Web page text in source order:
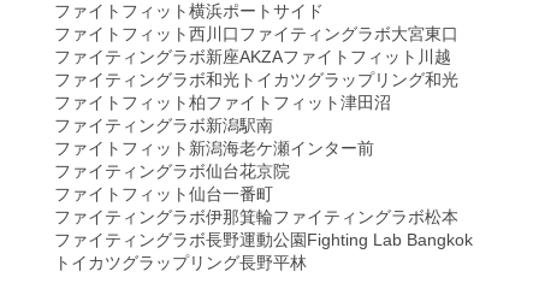
ファイトフィット横浜ポートサイド
ファイトフィット西川口ファイティングラボ大宮東口
ファイティングラボ新座AKZAファイトフィット川越
ファイティングラボ和光トイカツグラップリング和光
ファイトフィット柏ファイトフィット津田沼
ファイティングラボ新潟駅南
ファイトフィット新潟海老ケ瀬インター前
ファイティングラボ仙台花京院
ファイトフィット仙台一番町
ファイティングラボ伊那箕輪ファイティングラボ松本
ファイティングラボ長野運動公園Fighting Lab Bangkok
トイカツグラップリング長野平林